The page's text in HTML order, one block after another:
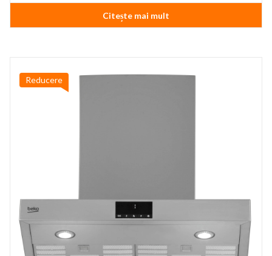
a
fost:
1.999,99 lei.
este:
Citește mai mult
Reducere